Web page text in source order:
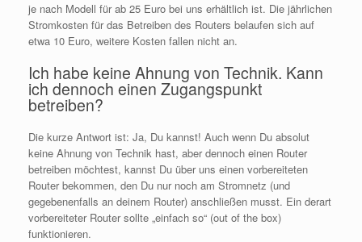
je nach Modell für ab 25 Euro bei uns erhältlich ist. Die jährlichen
Stromkosten für das Betreiben des Routers belaufen sich auf
etwa 10 Euro, weitere Kosten fallen nicht an.
Ich habe keine Ahnung von Technik. Kann
ich dennoch einen Zugangspunkt
betreiben?
Die kurze Antwort ist: Ja, Du kannst! Auch wenn Du absolut
keine Ahnung von Technik hast, aber dennoch einen Router
betreiben möchtest, kannst Du über uns einen vorbereiteten
Router bekommen, den Du nur noch am Stromnetz (und
gegebenenfalls an deinem Router) anschließen musst. Ein derart
vorbereiteter Router sollte „einfach so“ (out of the box)
funktionieren.